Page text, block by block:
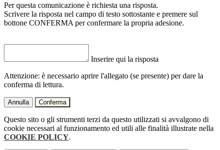
Per questa comunicazione è richiesta una risposta.
Scrivere la risposta nel campo di testo sottostante e premere sul
bottone CONFERMA per confermare la propria adesione.
Inserire qui la risposta
Attenzione: è necessario aprire l'allegato (se presente) per dare la
conferma di lettura.
Annulla Conferma
Questo sito o gli strumenti terzi da questo utilizzati si avvalgono di
cookie necessari al funzionamento ed utili alle finalità illustrate nella
COOKIE POLICY.